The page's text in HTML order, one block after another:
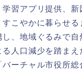
習アプリ提供、
こやかに暮らせる
、地域ぐるみで
人口減少を踏まえ
ーチャル市役所総